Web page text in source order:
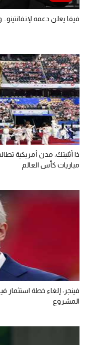
فيفا يعلن دعمه
ذا أثليتك: مدن أمريكية
مباريات كأس العالم
فينجر: إلغاء خطة
المشروع